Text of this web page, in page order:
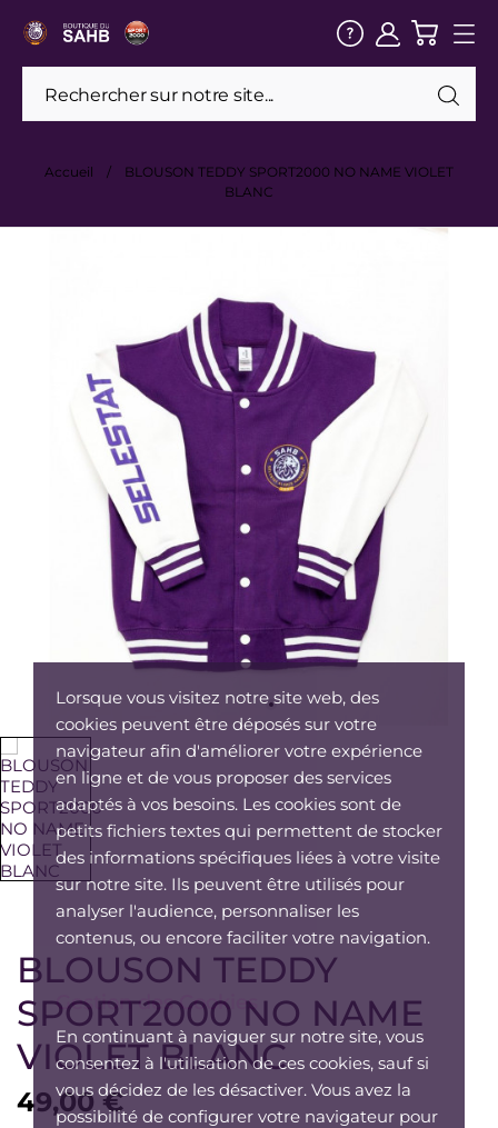
Lorsque vous visitez notre site web, des
cookies peuvent être déposés sur votre
navigateur afin d'améliorer votre expérience
en ligne et de vous proposer des services
adaptés à vos besoins. Les cookies sont de
petits fichiers textes qui permettent de stocker
des informations spécifiques liées à votre visite
sur notre site. Ils peuvent être utilisés pour
analyser l'audience, personnaliser les
contenus, ou encore faciliter votre navigation.
Gestion des Cookies
En continuant à naviguer sur notre site, vous
consentez à l'utilisation de ces cookies, sauf si
vous décidez de les désactiver. Vous avez la
possibilité de configurer votre navigateur pour
Accueil
BLOUSON TEDDY SPORT2000 NO NAME VIOLET
BLANC
BLOUSON TEDDY
SPORT2000 NO NAME
VIOLET BLANC
49,00 €